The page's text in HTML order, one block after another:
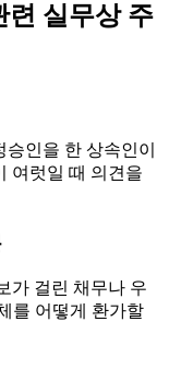
련 실무상 주
인을 한 상속인이
여럿일 때 의견을
가 걸린 채무나 우
를 어떻게 환가할